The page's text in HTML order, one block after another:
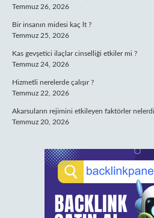
Temmuz 26, 2026
Bir insanın midesi kaç lt ?
Temmuz 25, 2026
Kas gevşetici ilaçlar cinselliği etkiler mi ?
Temmuz 24, 2026
Hizmetli nerelerde çalışır ?
Temmuz 22, 2026
Akarsuların rejimini etkileyen faktörler
Temmuz 20, 2026